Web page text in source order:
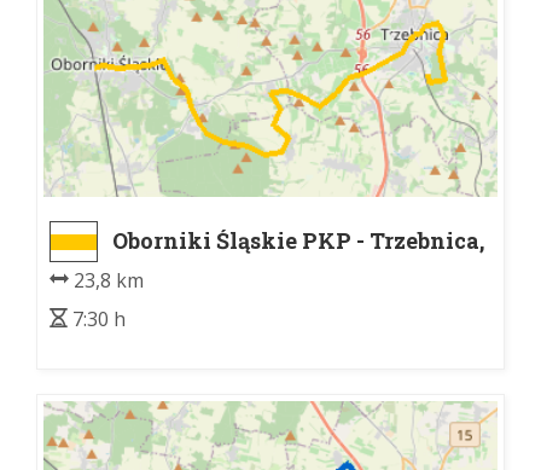
Oborniki Śląskie PKP - Trzebnica,
Las Bukowy
23,8 km
7:30 h